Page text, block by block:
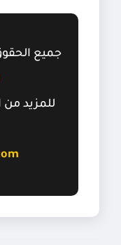
جميع
للمزيد من